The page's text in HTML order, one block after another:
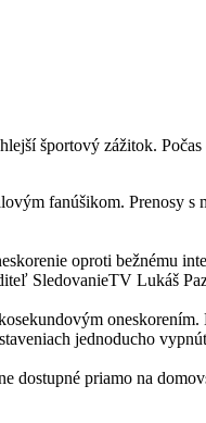
športový zážitok.
fanúšikom. Prenosy
oproti bežnému
SledovanieTV Lukáš
oneskorením.
jednoducho
dostupné priamo na